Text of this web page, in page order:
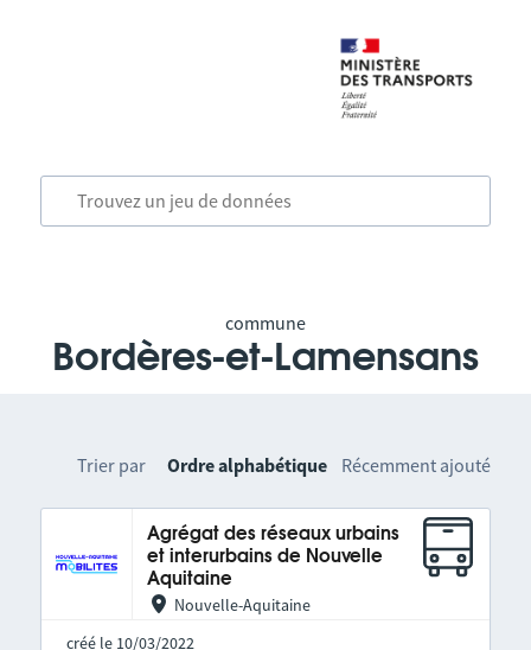
commune
Bordères-et-Lamensans
Trier par Ordre alphabétique Récemment ajouté
Agrégat des réseaux urbains
et interurbains de Nouvelle
Aquitaine
Nouvelle-Aquitaine
créé le 10/03/2022